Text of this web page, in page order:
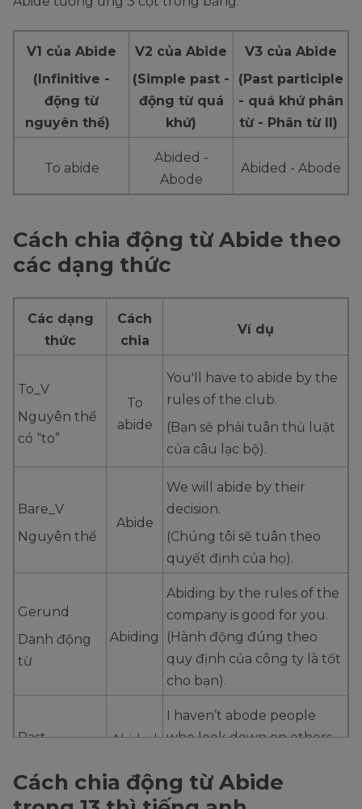
V1 của Abide
(Infinitive -
động từ
nguyên thể)
V2 của Abide
(Simple past -
động từ quá
khứ)
V3 của Abide
(Past participle
- quá khứ phân
từ - Phân từ II)
To abide
Abided -
Abode
Abided - Abode
Cách chia động từ Abide theo
các dạng thức
Các dạng
thức
Cách
chia
Ví dụ
To_V
Nguyên thể
có “to”
To
abide
You'll have to abide by the
rules of the club.
(Bạn sẽ phải tuân thủ luật
của câu lạc bộ).
Bare_V
Nguyên thể
Abide
We will abide by their
decision.
(Chúng tôi sẽ tuân theo
quyết định của họ).
Gerund
Danh động
từ
Abiding
Abiding by the rules of the
company is good for you.
(Hành động đúng theo
quy định của công ty là tốt
cho bạn).
Past
Phân từ II
Abided
Abode
I haven’t abode people
who look down on others.
những người coi thường
Cách chia động từ Abide